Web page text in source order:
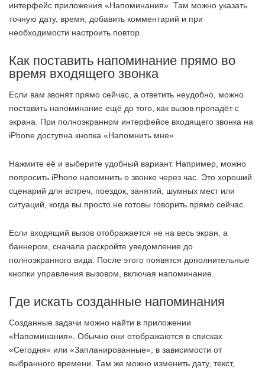
интерфейс приложения «Напоминания». Там можно указать
точную дату, время, добавить комментарий и при
необходимости настроить повтор.
Как поставить напоминание прямо во
время входящего звонка
Если вам звонят прямо сейчас, а ответить неудобно, можно
поставить напоминание ещё до того, как вызов пропадёт с
экрана. При полноэкранном интерфейсе входящего звонка на
iPhone доступна кнопка «Напомнить мне».
Нажмите её и выберите удобный вариант. Например, можно
попросить iPhone напомнить о звонке через час. Это хороший
сценарий для встреч, поездок, занятий, шумных мест или
ситуаций, когда вы просто не готовы говорить прямо сейчас.
Если входящий вызов отображается не на весь экран, а
баннером, сначала раскройте уведомление до
полноэкранного вида. После этого появятся дополнительные
кнопки управления вызовом, включая напоминание.
Где искать созданные напоминания
Созданные задачи можно найти в приложении
«Напоминания». Обычно они отображаются в списках
«Сегодня» или «Запланированные», в зависимости от
выбранного времени. Там же можно изменить дату, текст,